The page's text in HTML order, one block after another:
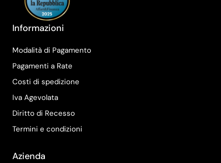
Informazioni
Modalità di Pagamento
Pagamenti a Rate
Costi di spedizione
Iva Agevolata
Diritto di Recesso
Termini e condizioni
Azienda